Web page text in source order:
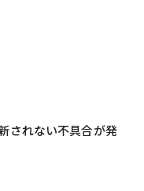
されない不具合が発